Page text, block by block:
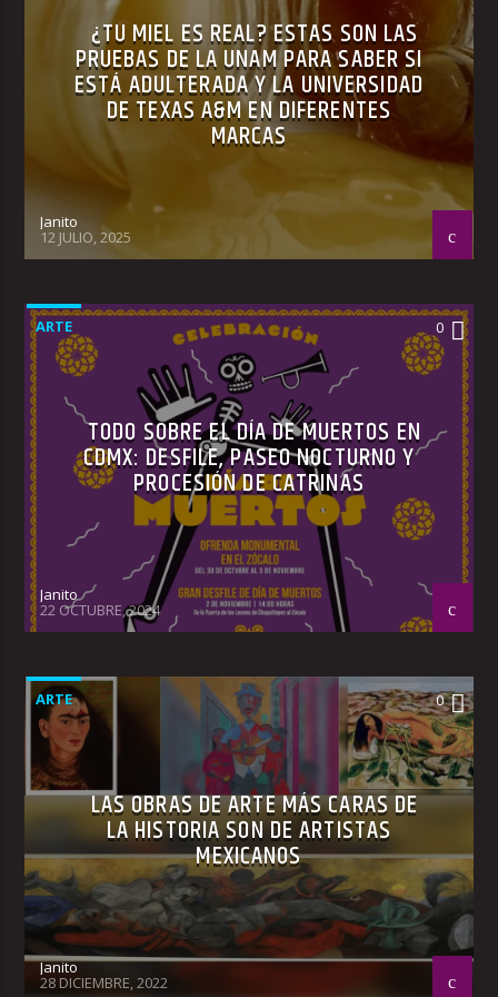
¿TU MIEL ES REAL? ESTAS SON LAS
PRUEBAS DE LA UNAM PARA SABER SI
ESTÁ ADULTERADA Y LA UNIVERSIDAD
DE TEXAS A&M EN DIFERENTES
MARCAS
Janito
12 JULIO, 2025
ARTE 0
TODO SOBRE EL DÍA DE MUERTOS EN
CDMX: DESFILE, PASEO NOCTURNO Y
PROCESIÓN DE CATRINAS
Janito
22 OCTUBRE, 2024
ARTE 0
LAS OBRAS DE ARTE MÁS CARAS DE
LA HISTORIA SON DE ARTISTAS
MEXICANOS
Janito
28 DICIEMBRE, 2022